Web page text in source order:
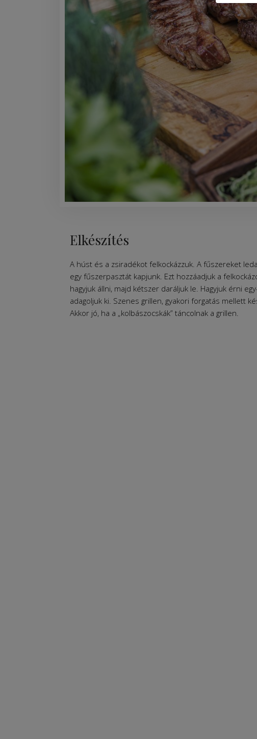
Elkészítés
A húst és a zsiradékot felkockázzuk. A fűszereket
egy fűszerpasztát kapjunk. Ezt hozzáadjuk a
hagyjuk állni, majd kétszer daráljuk le. Hagyjuk érni
adagoljuk ki. Szenes grillen, gyakori forgatás mellett
Akkor jó, ha a „kolbászocskák” táncolnak a grillen.